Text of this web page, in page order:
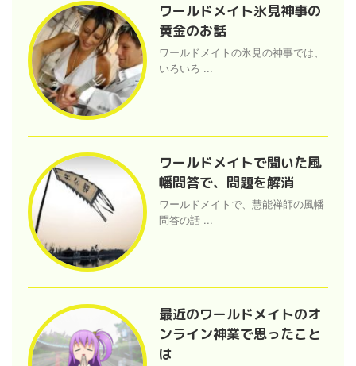
ワールドメイト氷見神事の
黄金のお話
ワールドメイトの氷見の神事では、
いろいろ ...
ワールドメイトで聞いた風
幡問答で、問題を解消
ワールドメイトで、慧能禅師の風幡
問答の話 ...
最近のワールドメイトのオ
ンライン神業で思ったこと
は